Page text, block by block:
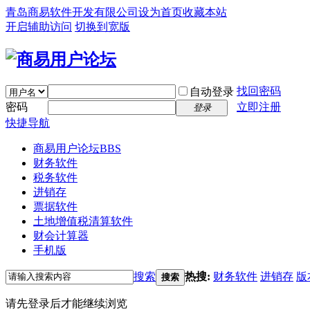
青岛商易软件开发有限公司 设为首页收藏本站
开启辅助访问 切换到宽版
自动登录 找回密码
密码
登录
立即注册
快捷导航
商易用户论坛BBS
财务软件
税务软件
进销存
票据软件
土地增值税清算软件
财会计算器
手机版
搜索 搜索 热搜: 财务软件 进销存 版
请先登录后才能继续浏览